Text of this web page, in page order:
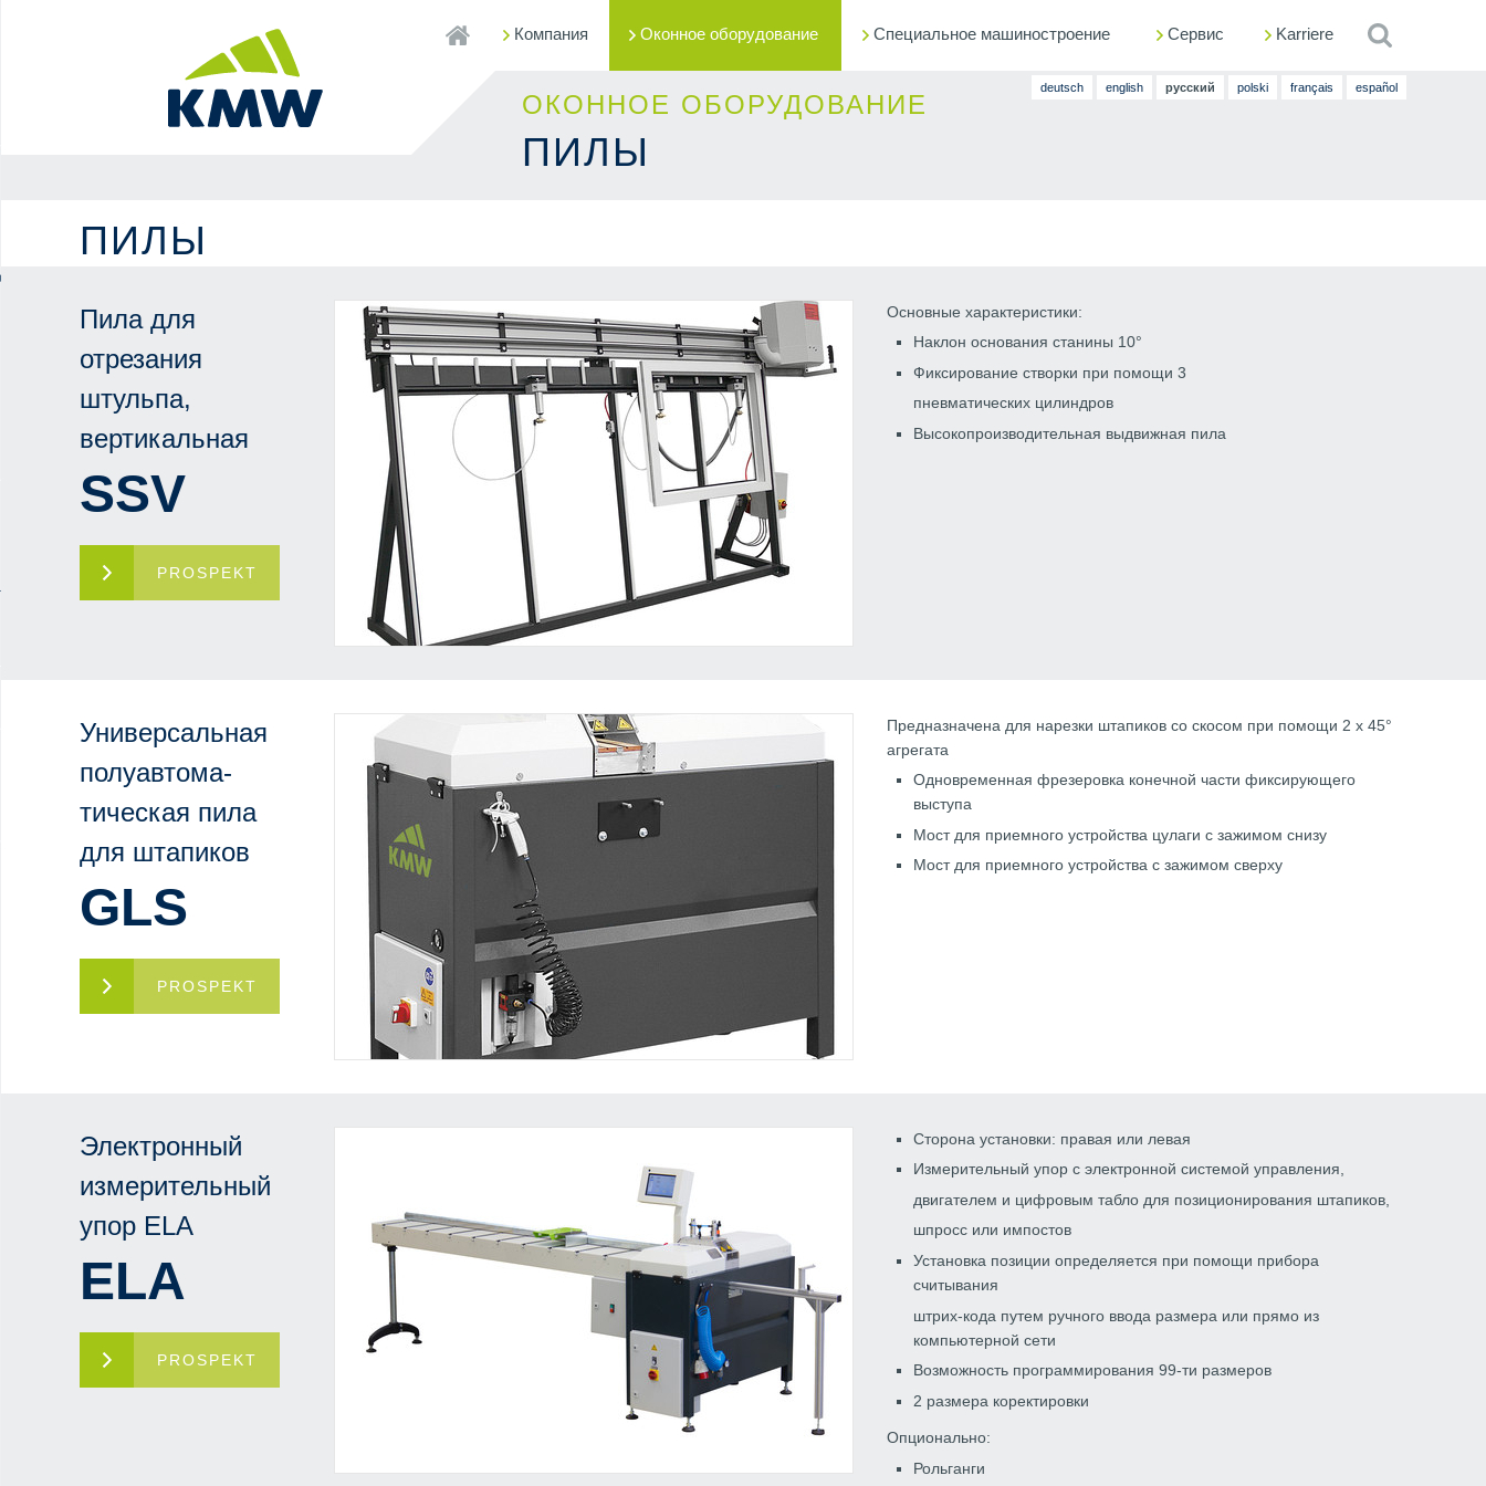
deutsch english русский polski français español
Компания Оконное оборудование Специальное машиностроение Сервис Karriere
Suche
Zum
Inhalt
ПИЛЫ
ОКОННОЕ ОБОРУДОВАНИЕ
ПИЛЫ
Пила для
отрезания
штульпа,
вертикальная
SSV
PROSPEKT
Основные характеристики:
Наклон основания станины 10°
Фиксирование створки при помощи 3
пневматических цилиндров
Высокопроизводительная выдвижная пила
Универсальная
полуавтома-
тическая пила
для штапиков
GLS
PROSPEKT
Предназначена для нарезки штапиков со скосом при помощи 2 х 45°
агрегата
Одновременная фрезеровка конечной части фиксирующего
выступа
Мост для приемного устройства цулаги с зажимом снизу
Мост для приемного устройства с зажимом сверху
Электронный
измерительный
упор ELA
ELA
PROSPEKT
Сторона установки: правая или левая
Измерительный упор с электронной системой управления,
двигателем и цифровым табло для позиционирования штапиков,
шпросс или импостов
Установка позиции определяется при помощи прибора
считывания
штрих-кода путем ручного ввода размера или прямо из
компьютерной сети
Возможность программирования 99-ти размеров
2 размера коректировки
Опционально:
Рольганги